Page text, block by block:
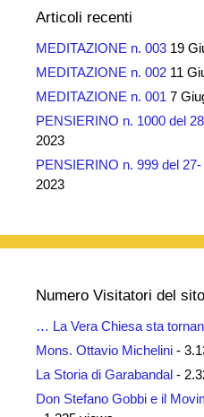
Articoli recenti
MEDITAZIONE n. 003 19
MEDITAZIONE n. 002 11
MEDITAZIONE n. 001 7
PENSIERINO n. 1000 del
2023
PENSIERINO n. 999 del
2023
Numero Visitatori del sito
… La Vera Chiesa sta
Mons. Ottavio Michelini -
La Storia di Garabandal -
Don Stefano Gobbi e il